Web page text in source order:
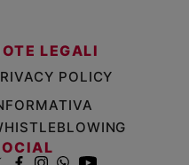
LEGALI
POLICY